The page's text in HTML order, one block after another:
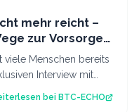
mehr reicht –
zur Vorsorge
viele Menschen bereits
Interview mit
bei BTC-ECHO